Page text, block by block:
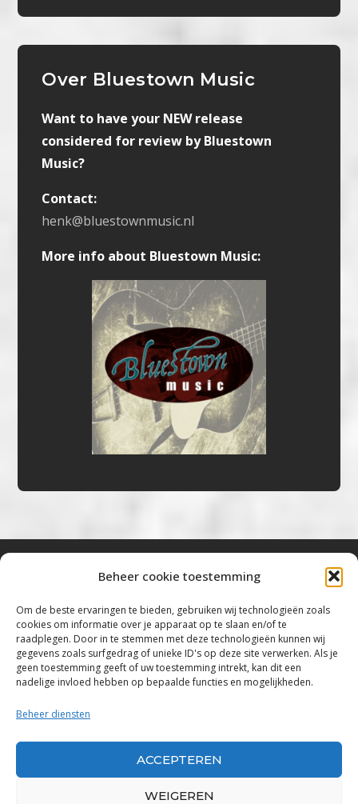
Beheer cookie toestemming
Om de beste ervaringen te bieden, gebruiken wij technologieën zoals
cookies om informatie over je apparaat op te slaan en/of te
raadplegen. Door in te stemmen met deze technologieën kunnen wij
gegevens zoals surfgedrag of unieke ID's op deze site verwerken. Als je
geen toestemming geeft of uw toestemming intrekt, kan dit een
nadelige invloed hebben op bepaalde functies en mogelijkheden.
Beheer diensten
ACCEPTEREN
WEIGEREN
Over Bluestown Music
Want to have your NEW release
considered for review by Bluestown
Music?
Contact:
henk@bluestownmusic.nl
More info about Bluestown Music:
“Voor de mooiste Blues, Rock, Roots &
Americana”
Copyright 2019 – 2026 Bluestown Music – All